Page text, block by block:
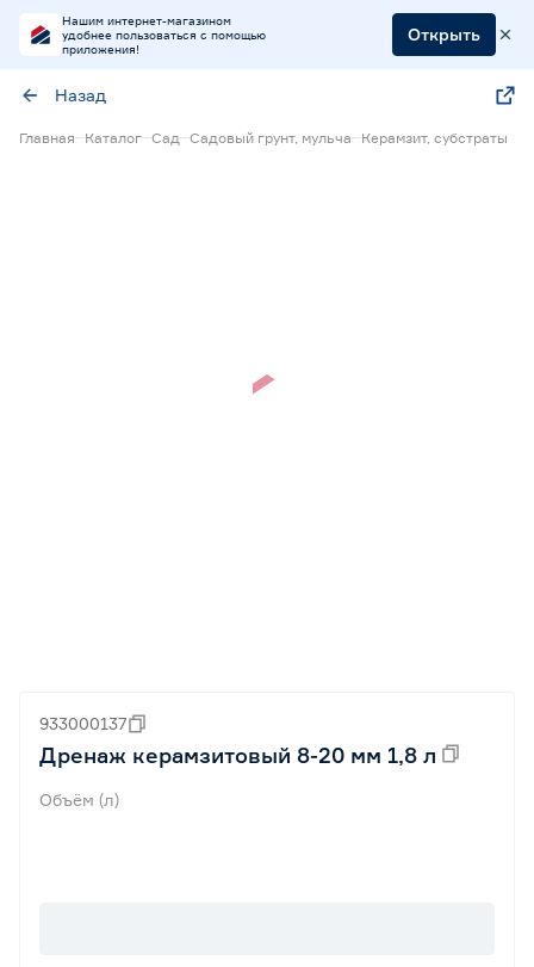
Нашим интернет-магазином
удобнее пользоваться с помощью
приложения!
Открыть
Назад
Главная Каталог Сад Садовый грунт, мульча Керамзит, субстраты
933000137
Дренаж керамзитовый 8-20 мм 1,8 л
Объём (л)